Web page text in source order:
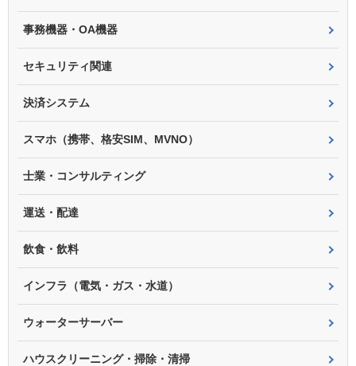
事務機器・OA機器
セキュリティ関連
決済システム
スマホ（携帯、格安SIM、MVNO）
士業・コンサルティング
運送・配達
飲食・飲料
インフラ（電気・ガス・水道）
ウォーターサーバー
ハウスクリーニング・掃除・清掃